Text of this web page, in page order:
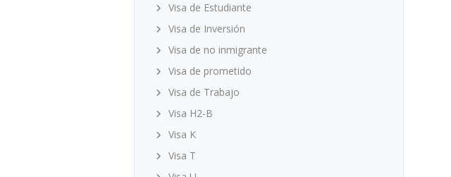
Visa de Estudiante
Visa de Inversión
Visa de no inmigrante
Visa de prometido
Visa de Trabajo
Visa H2-B
Visa K
Visa T